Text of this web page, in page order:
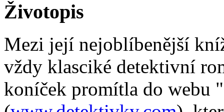
Životopis
Mezi její nejoblíbenější
vždy klasciké detektivní
koníček promítla do webu "